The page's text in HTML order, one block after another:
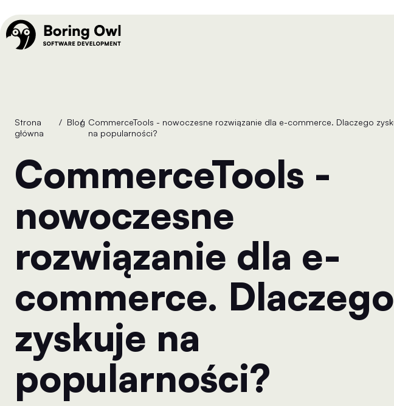
Strona
główna
/ Blog
/ CommerceTools - nowoczesne rozwiązanie dla e-commerce. Dlaczego zyskuje
na popularności?
CommerceTools -
nowoczesne
rozwiązanie dla e-
commerce. Dlaczego
zyskuje na
popularności?